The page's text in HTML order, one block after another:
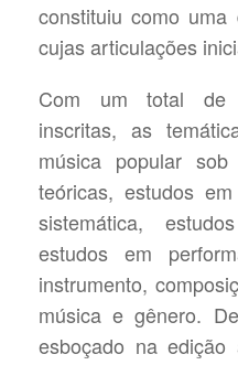
constituiu como
cujas articulações
Com um total de
inscritas, as
música popular sob
teóricas, estudos
sistemática,
estudos em
instrumento,
música e gênero.
esboçado na